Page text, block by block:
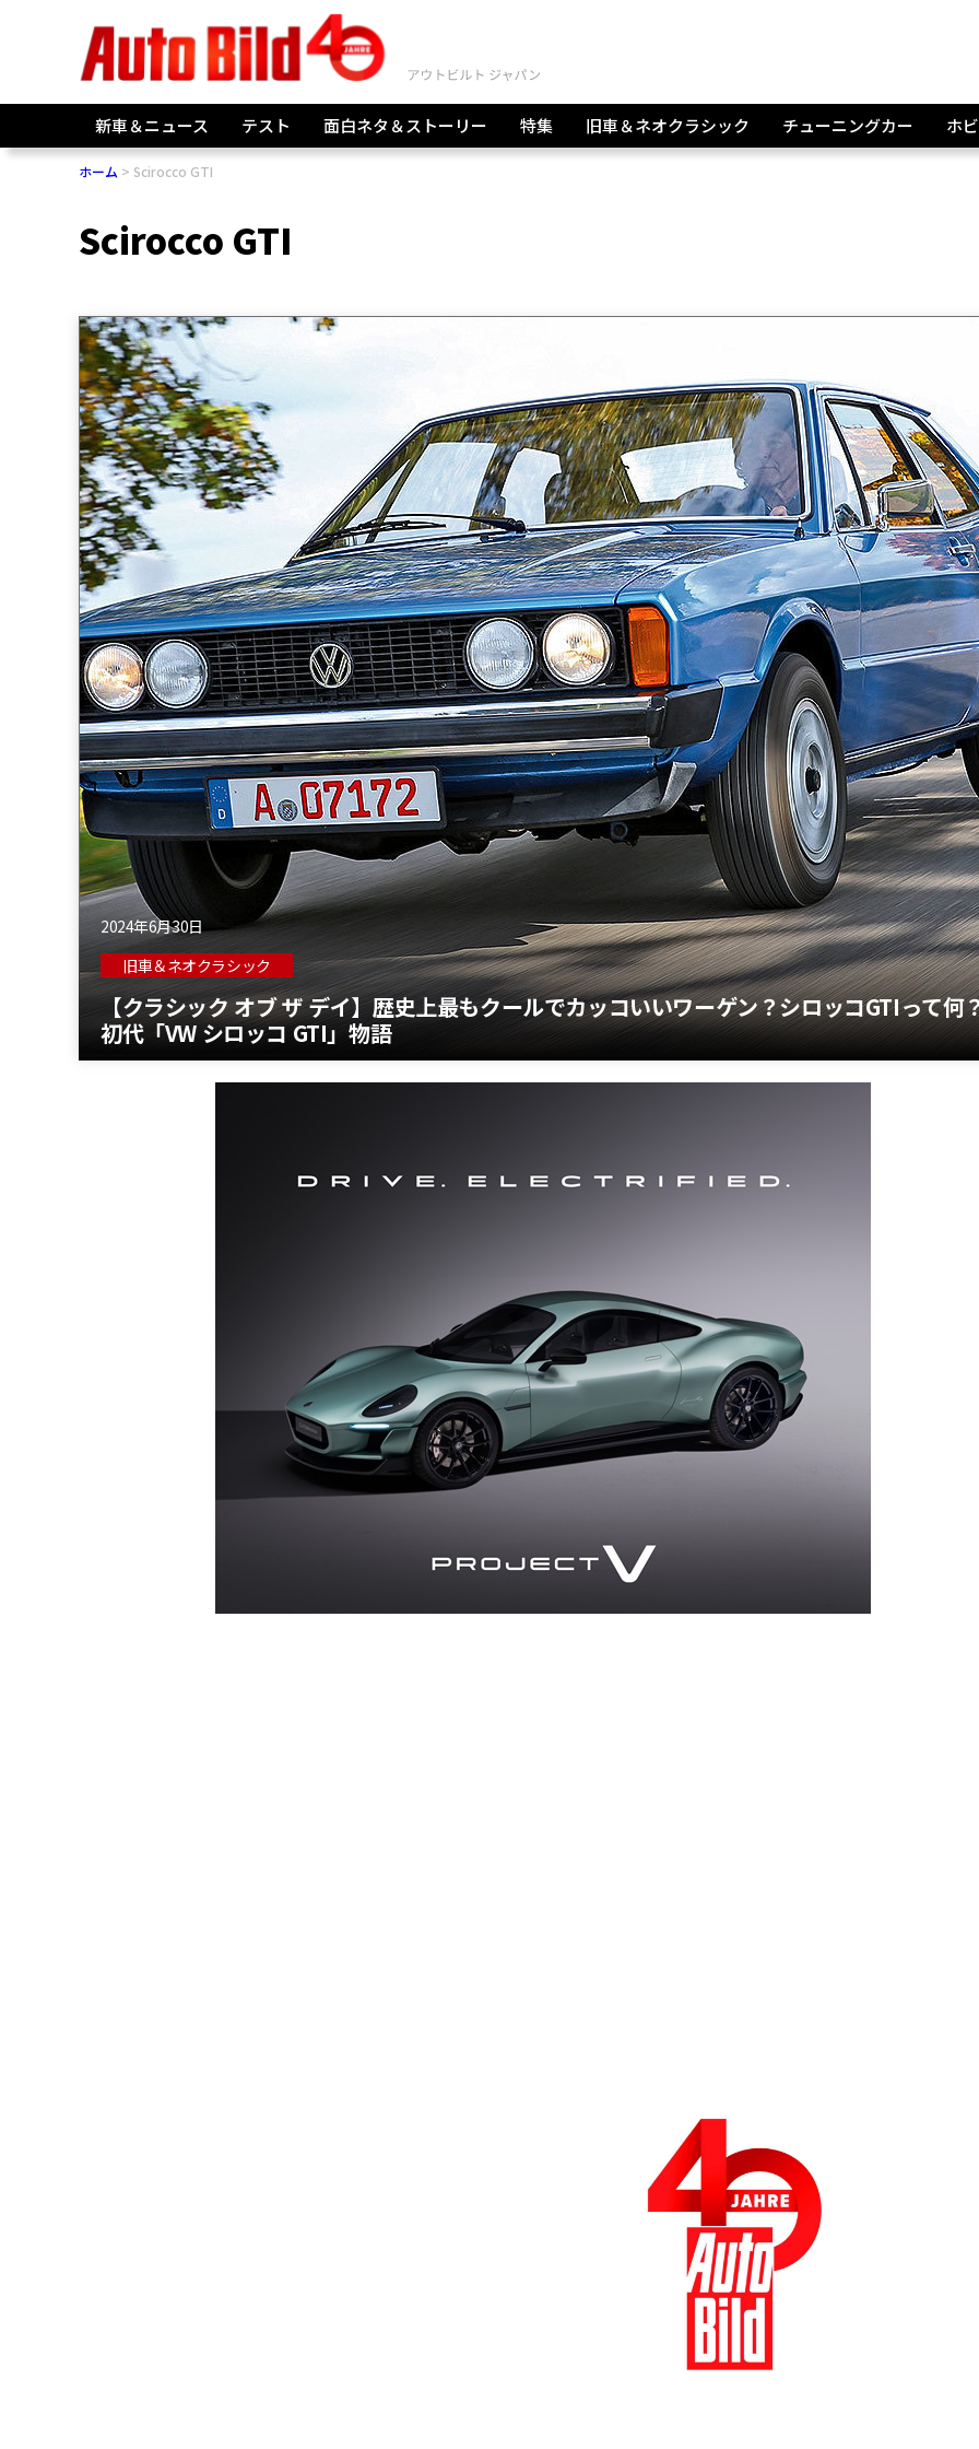
新車＆ニュース テスト 面白ネタ＆ストーリー 特集 旧車＆ネオクラシック チューニングカー ホ
ホーム Scirocco GTI
Scirocco GTI
2024年6月30日
旧車＆ネオクラシック
【クラシック オブ ザ デイ】歴史上最もクールでカッコいいワーゲン？シロッコGTIって何
初代「VW シロッコ GTI」物語